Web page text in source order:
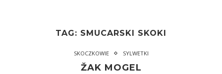
TAG: SMUCARSKI SKOKI
SKOCZKOWIE SYLWETKI
ŽAK MOGEL